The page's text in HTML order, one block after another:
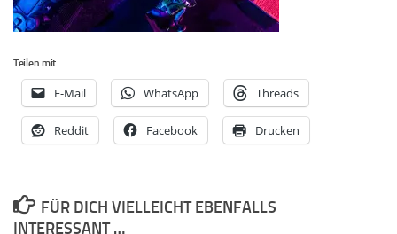
Teilen mit
E-Mail WhatsApp Threads
Reddit Facebook Drucken
FÜR DICH VIELLEICHT EBENFALLS
INTERESSANT …